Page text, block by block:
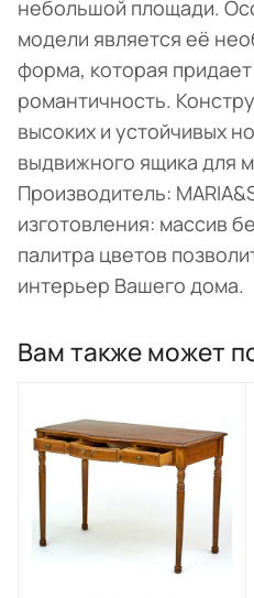
небольшой площади.
модели является её
форма, которая
романтичность.
высоких и устойчивых
выдвижного ящика для
Производитель:
изготовления: массив
палитра цветов
интерьер Вашего дома.
Вам также может